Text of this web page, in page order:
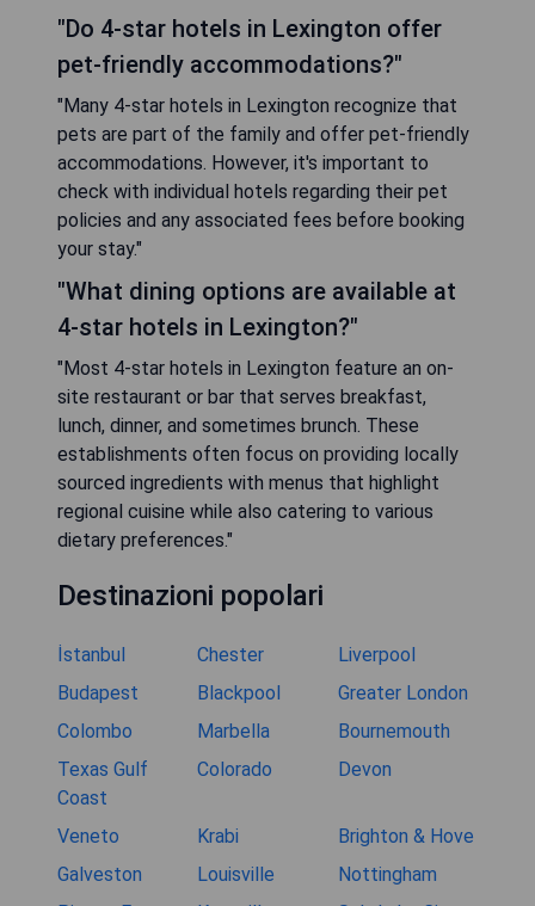
"Do 4-star hotels in Lexington offer
pet-friendly accommodations?"
"Many 4-star hotels in Lexington recognize that
pets are part of the family and offer pet-friendly
accommodations. However, it's important to
check with individual hotels regarding their pet
policies and any associated fees before booking
your stay."
"What dining options are available at
4-star hotels in Lexington?"
"Most 4-star hotels in Lexington feature an on-
site restaurant or bar that serves breakfast,
lunch, dinner, and sometimes brunch. These
establishments often focus on providing locally
sourced ingredients with menus that highlight
regional cuisine while also catering to various
dietary preferences."
Destinazioni popolari
İstanbul Chester
Liverpool
Budapest
Blackpool
Greater London
Colombo
Marbella
Bournemouth
Texas Gulf
Coast
Colorado Devon
Veneto Krabi
Brighton & Hove
Galveston
Louisville
Nottingham